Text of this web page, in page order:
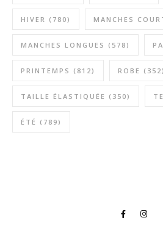
HIVER (780) MANCHES
MANCHES LONGUES (578)
PRINTEMPS (812) ROBE (352)
TAILLE ÉLASTIQUÉE (350)
ÉTÉ (789)